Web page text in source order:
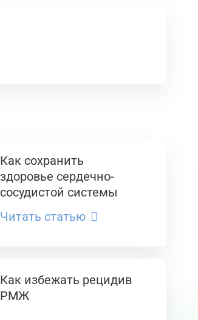
Как сохранить
здоровье сердечно-
сосудистой системы
Читать статью
Как избежать рецидив
РМЖ